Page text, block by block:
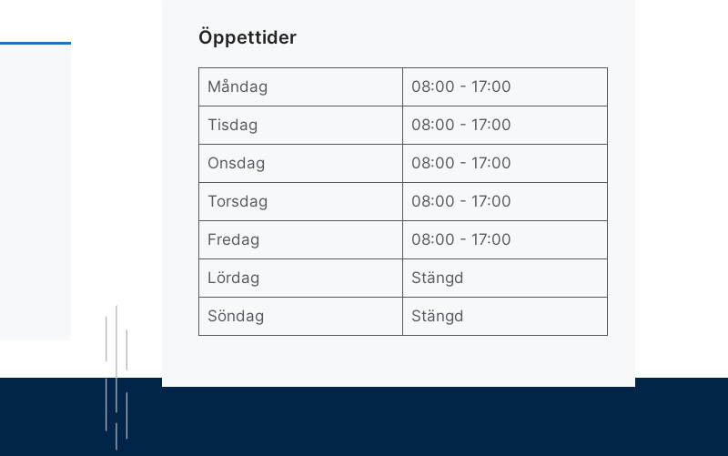
Öppettider
Måndag 08:00 - 17:00
Tisdag 08:00 - 17:00
Onsdag 08:00 - 17:00
Torsdag 08:00 - 17:00
Fredag 08:00 - 17:00
Lördag Stängd
Söndag Stängd